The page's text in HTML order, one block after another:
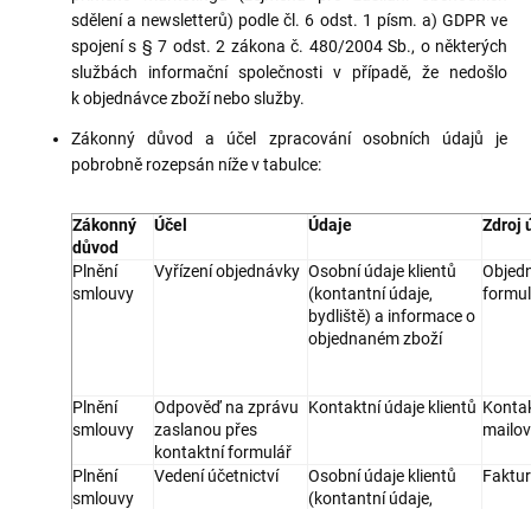
sdělení a newsletterů) podle čl. 6 odst. 1 písm. a) GDPR ve
spojení s § 7 odst. 2 zákona č. 480/2004 Sb., o některých
službách informační společnosti v případě, že nedošlo
k objednávce zboží nebo služby.
Zákonný důvod a účel zpracování osobních údajů je
pobrobně rozepsán níže v tabulce:
Zákonný
důvod
Účel Údaje Zdroj
Plnění
smlouvy
Vyřízení objednávky Osobní údaje klientů
(kontantní údaje,
bydliště) a informace o
objednaném zboží
Plnění
smlouvy
Odpověď na zprávu
zaslanou přes
kontaktní formulář
Kontaktní údaje klientů
Plnění
smlouvy
Vedení účetnictví
Osobní údaje klientů
(kontantní údaje,